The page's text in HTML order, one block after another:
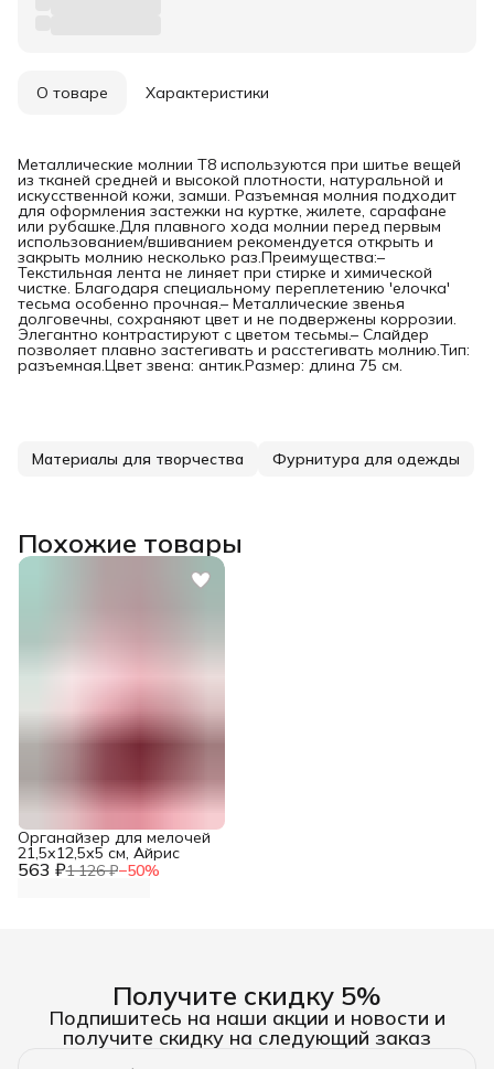
О товаре Характеристики
Металлические молнии T8 используются при шитье вещей
из тканей средней и высокой плотности, натуральной и
искусственной кожи, замши. Разъемная молния подходит
для оформления застежки на куртке, жилете, сарафане
или рубашке.Для плавного хода молнии перед первым
использованием/вшиванием рекомендуется открыть и
закрыть молнию несколько раз.Преимущества:–
Текстильная лента не линяет при стирке и химической
чистке. Благодаря специальному переплетению 'елочка'
тесьма особенно прочная.– Металлические звенья
долговечны, сохраняют цвет и не подвержены коррозии.
Элегантно контрастируют с цветом тесьмы.– Слайдер
позволяет плавно застегивать и расстегивать молнию.Тип:
разъемная.Цвет звена: антик.Размер: длина 75 см.
Материалы для творчества Фурнитура для одежды
Похожие товары
563 ₽1 126 ₽−50%
Органайзер для мелочей
21,5х12,5х5 см, Айрис
Получите скидку 5%
Подпишитесь на наши акции и новости и
получите скидку на следующий заказ